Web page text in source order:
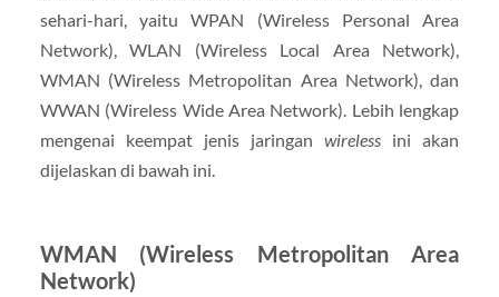
sehari-hari, yaitu WPAN (Wireless Personal Area
Network), WLAN (Wireless Local Area Network),
WMAN (Wireless Metropolitan Area Network), dan
WWAN (Wireless Wide Area Network). Lebih lengkap
mengenai keempat jenis jaringanwireless ini akan
dijelaskan di bawah ini.
WMAN (Wireless Metropolitan Area
Network)